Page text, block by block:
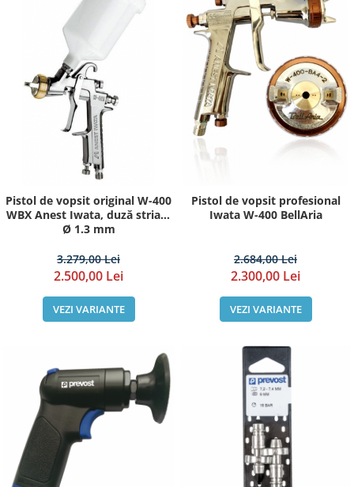
Pistol de vopsit original W-400
WBX Anest Iwata, duză striată
Ø 1.3 mm
3.279,00 Lei
2.500,00 Lei
VEZI VARIANTE
Pistol de vopsit profesional
Iwata W-400 BellAria
2.684,00 Lei
2.300,00 Lei
VEZI VARIANTE